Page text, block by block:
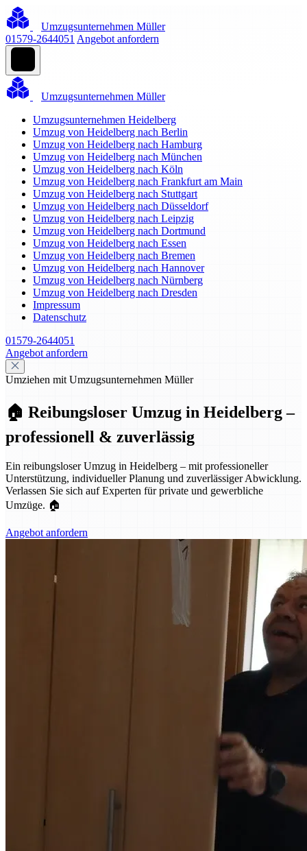
Umzugsunternehmen Müller
01579-2644051 Angebot anfordern
Umzugsunternehmen Müller
Umzugsunternehmen Heidelberg
Umzug von Heidelberg nach Berlin
Umzug von Heidelberg nach Hamburg
Umzug von Heidelberg nach München
Umzug von Heidelberg nach Köln
Umzug von Heidelberg nach Frankfurt am Main
Umzug von Heidelberg nach Stuttgart
Umzug von Heidelberg nach Düsseldorf
Umzug von Heidelberg nach Leipzig
Umzug von Heidelberg nach Dortmund
Umzug von Heidelberg nach Essen
Umzug von Heidelberg nach Bremen
Umzug von Heidelberg nach Hannover
Umzug von Heidelberg nach Nürnberg
Umzug von Heidelberg nach Dresden
Impressum
Datenschutz
01579-2644051
Angebot anfordern
Umziehen mit Umzugsunternehmen Müller
🏠 Reibungsloser Umzug in Heidelberg –
professionell & zuverlässig
Ein reibungsloser Umzug in Heidelberg – mit professioneller
Unterstützung, individueller Planung und zuverlässiger Abwicklung.
Verlassen Sie sich auf Experten für private und gewerbliche
Umzüge. 🏠
Angebot anfordern